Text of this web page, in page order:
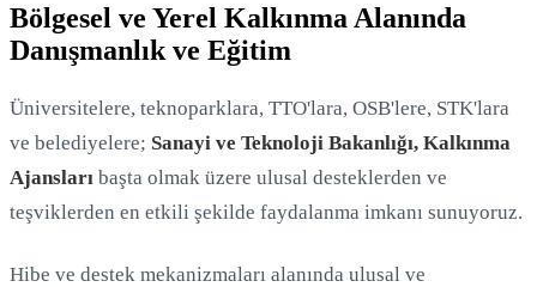
Bölgesel ve Yerel Kalkınma Alanında
Danışmanlık ve Eğitim
Üniversitelere, teknoparklara, TTO'lara, OSB'lere, STK'lara
ve belediyelere; Sanayi ve Teknoloji Bakanlığı, Kalkınma
Ajansları başta olmak üzere ulusal desteklerden ve
teşviklerden en etkili şekilde faydalanma imkanı sunuyoruz.
Hibe ve destek mekanizmaları alanında ulusal ve